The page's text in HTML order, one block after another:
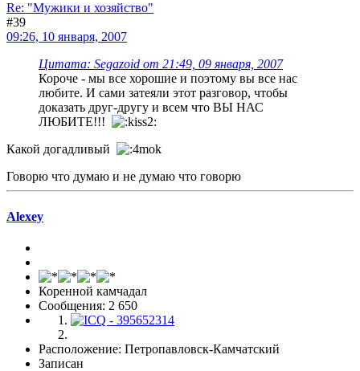
Re: "Мужики и хозяйство"
#39
09:26, 10 января, 2007
Цитата: Segazoid от 21:49, 09 января, 2007
Короче - мы все хорошие и поэтому вы все нас
любите. И сами затеяли этот разговор, чтобы
доказать друг-другу и всем что ВЫ НАС
ЛЮБИТЕ!!!
Какой догадливый
Говорю что думаю и не думаю что говорю
Alexey
Коренной камчадал
Сообщения: 2 650
Расположение: Петропавловск-Камчатский
Записан